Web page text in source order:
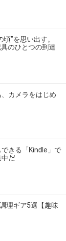
”を思い出す。
のひとつの到達
カメラをはじめ
きる「Kindle」で
中だ
理ギア5選【趣味